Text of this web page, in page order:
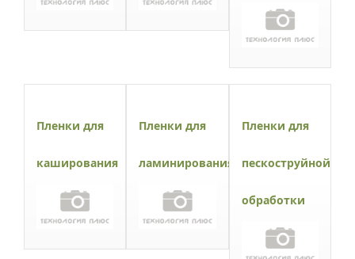
Пленки для
каширования
Пленки для
ламинирования
Пленки для
пескоструйной
обработки